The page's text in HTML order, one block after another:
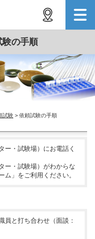
験の手順
試験 > 依頼試験の手順
ー・試験場）にお電話く
ー・試験場）がわからな
ム」をご利用ください。
員と打ち合わせ（面談：